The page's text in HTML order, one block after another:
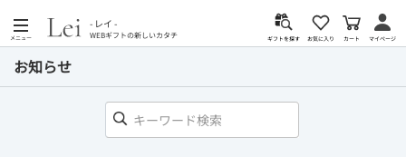
メニュー
- レイ -
WEBギフトの新しいカタチ ギフトを探す お気に入り カート マイページ
お知らせ